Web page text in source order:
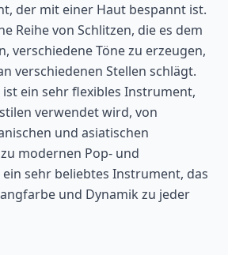
der mit einer Haut bespannt ist.
Reihe von Schlitzen, die es dem
verschiedene Töne zu erzeugen,
verschiedenen Stellen schlägt.
ein sehr flexibles Instrument,
verwendet wird, von
und asiatischen
modernen Pop- und
ein sehr beliebtes Instrument, das
und Dynamik zu jeder